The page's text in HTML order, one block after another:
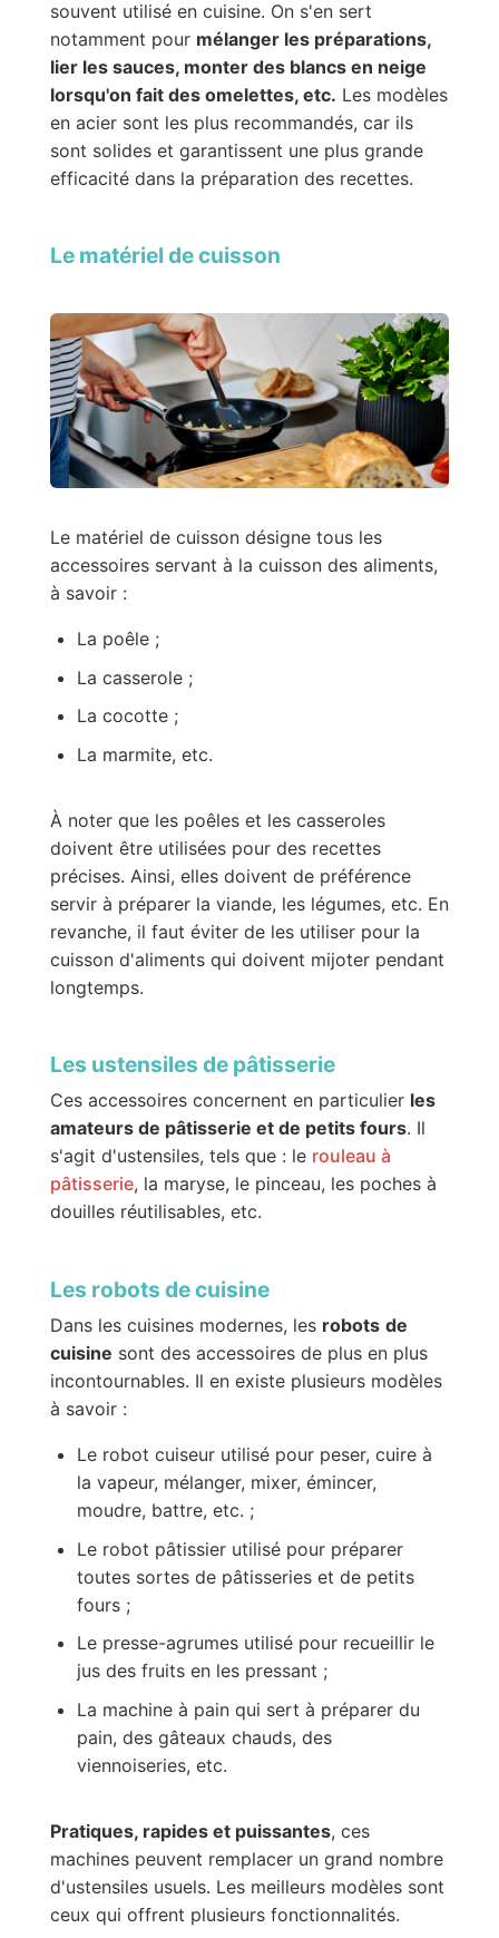
souvent utilisé en cuisine. On s'en sert
notamment pour mélanger les préparations,
lier les sauces, monter des blancs en neige
lorsqu'on fait des omelettes, etc. Les modèles
en acier sont les plus recommandés, car ils
sont solides et garantissent une plus grande
efficacité dans la préparation des recettes.
Le matériel de cuisson
Le matériel de cuisson désigne tous les
accessoires servant à la cuisson des aliments,
à savoir :
La poêle ;
La casserole ;
La cocotte ;
La marmite, etc.
À noter que les poêles et les casseroles
doivent être utilisées pour des recettes
précises. Ainsi, elles doivent de préférence
servir à préparer la viande, les légumes, etc. En
revanche, il faut éviter de les utiliser pour la
cuisson d'aliments qui doivent mijoter pendant
longtemps.
Les ustensiles de pâtisserie
Ces accessoires concernent en particulier les
amateurs de pâtisserie et de petits fours. Il
s'agit d'ustensiles, tels que : le rouleau à
pâtisserie, la maryse, le pinceau, les poches à
douilles réutilisables, etc.
Les robots de cuisine
Dans les cuisines modernes, les robots de
cuisine sont des accessoires de plus en plus
incontournables. Il en existe plusieurs modèles
à savoir :
Le robot cuiseur utilisé pour peser, cuire à
la vapeur, mélanger, mixer, émincer,
moudre, battre, etc. ;
Le robot pâtissier utilisé pour préparer
toutes sortes de pâtisseries et de petits
fours ;
Le presse-agrumes utilisé pour recueillir le
jus des fruits en les pressant ;
La machine à pain qui sert à préparer du
pain, des gâteaux chauds, des
viennoiseries, etc.
Pratiques, rapides et puissantes, ces
machines peuvent remplacer un grand nombre
d'ustensiles usuels. Les meilleurs modèles sont
ceux qui offrent plusieurs fonctionnalités.